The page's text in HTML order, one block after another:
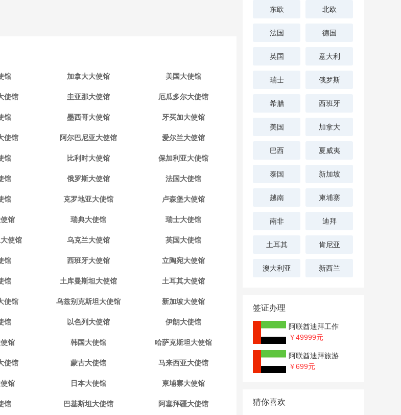
馆 加拿大大使馆 美国大使馆
使馆 圭亚那大使馆 厄瓜多尔大使馆
馆 墨西哥大使馆 牙买加大使馆
使馆 阿尔巴尼亚大使馆 爱尔兰大使馆
馆 比利时大使馆 保加利亚大使馆
馆 俄罗斯大使馆 法国大使馆
馆 克罗地亚大使馆 卢森堡大使馆
馆 瑞典大使馆 瑞士大使馆
使馆 乌克兰大使馆 英国大使馆
馆 西班牙大使馆 立陶宛大使馆
馆 土库曼斯坦大使馆 土耳其大使馆
使馆 乌兹别克斯坦大使馆 新加坡大使馆
馆 以色列大使馆 伊朗大使馆
馆 韩国大使馆 哈萨克斯坦大使馆
使馆 蒙古大使馆 马来西亚大使馆
馆 日本大使馆 柬埔寨大使馆
馆 巴基斯坦大使馆 阿塞拜疆大使馆
东欧 北欧
法国 德国
英国 意大利
瑞士 俄罗斯
希腊 西班牙
美国 加拿大
巴西 夏威夷
泰国 新加坡
越南 柬埔寨
南非 迪拜
土耳其 肯尼亚
澳大利亚 新西兰
签证办理
阿联酋迪拜工作
￥49999元
阿联酋迪拜旅游
￥699元
猜你喜欢